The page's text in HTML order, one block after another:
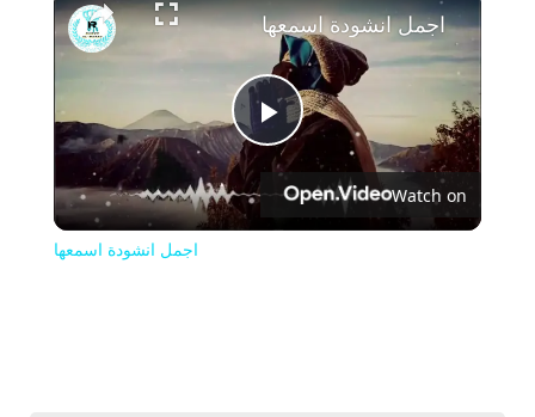
Play
Video
اجمل انشودة اسمعها
Watch on
اجمل انشودة اسمعها